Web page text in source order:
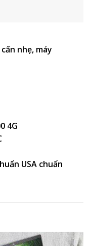
nhẹ, máy
4G
USA chuẩn